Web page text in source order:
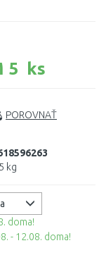
5 ks
POROVNAŤ
kg
doma!
- 12.08. doma!